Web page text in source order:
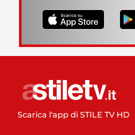
Scarica l'app di STILE TV HD